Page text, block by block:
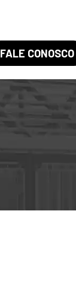
FALE CONOSCO